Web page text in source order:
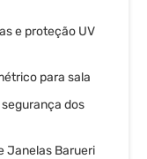
e proteção UV
para sala
dos
Janelas Barueri